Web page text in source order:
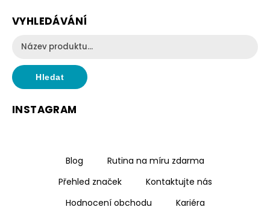
VYHLEDÁVÁNÍ
Hledat
INSTAGRAM
Blog
Rutina na míru zdarma
Přehled značek
Kontaktujte nás
Hodnocení obchodu
Kariéra